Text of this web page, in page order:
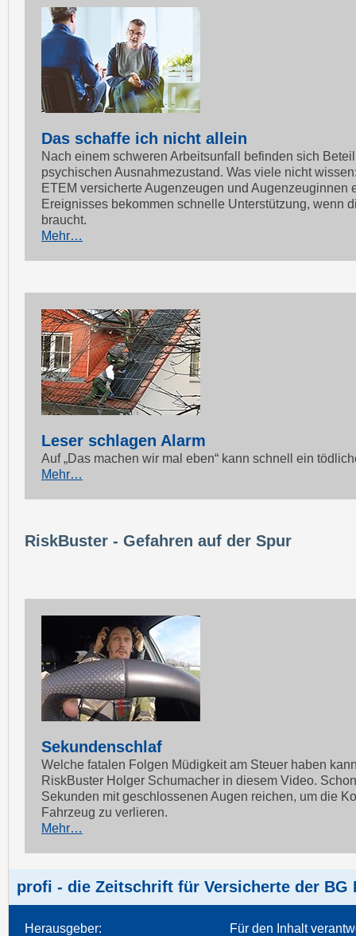
Das schaffe ich nicht allein
Nach einem schweren Arbeitsunfall befinden sich
psychischen Ausnahmezustand. Was viele nicht
ETEM versicherte Augenzeugen und Augenzeuginnen
Ereignisses bekommen schnelle Unterstützung, wenn
braucht.
Mehr…
Leser schlagen Alarm
Auf „Das machen wir mal eben“ kann schnell ein
Mehr…
RiskBuster - Gefahren auf der Spur
Sekundenschlaf
Welche fatalen Folgen Müdigkeit am Steuer haben
RiskBuster Holger Schumacher in diesem Video.
Sekunden mit geschlossenen Augen reichen, um die
Fahrzeug zu verlieren.
Mehr…
profi - die Zeitschrift für Versicherte der BG
Herausgeber:
Für den Inhalt